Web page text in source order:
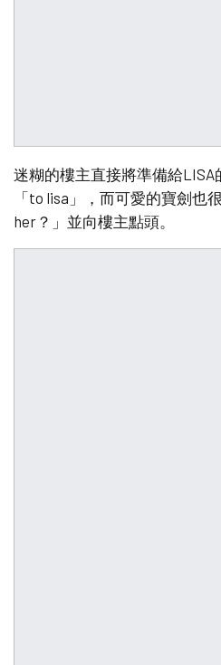
迷糊的樓主直接將準備給LISA
「to lisa」，而可愛的寶劍也
her？」並向樓主點頭。